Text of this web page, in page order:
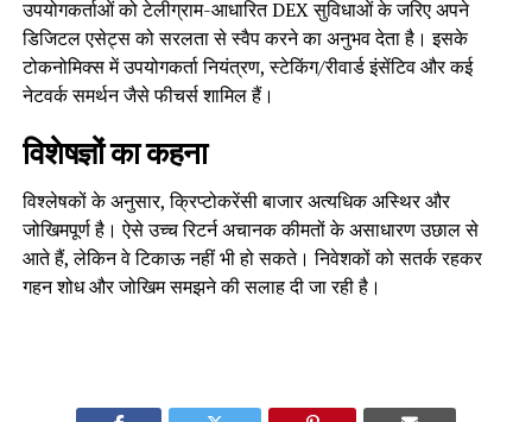
उपयोगकर्ताओं को टेलीग्राम-आधारित DEX सुविधाओं के जरिए अपने
डिजिटल एसेट्स को सरलता से स्वैप करने का अनुभव देता है। इसके
टोकनोमिक्स में उपयोगकर्ता नियंत्रण, स्टेकिंग/रीवार्ड इंसेंटिव और कई
नेटवर्क समर्थन जैसे फीचर्स शामिल हैं।
विशेषज्ञों का कहना
विश्लेषकों के अनुसार, क्रिप्टोकरेंसी बाजार अत्यधिक अस्थिर और
जोखिमपूर्ण है। ऐसे उच्च रिटर्न अचानक कीमतों के असाधारण उछाल से
आते हैं, लेकिन वे टिकाऊ नहीं भी हो सकते। निवेशकों को सतर्क रहकर
गहन शोध और जोखिम समझने की सलाह दी जा रही है।